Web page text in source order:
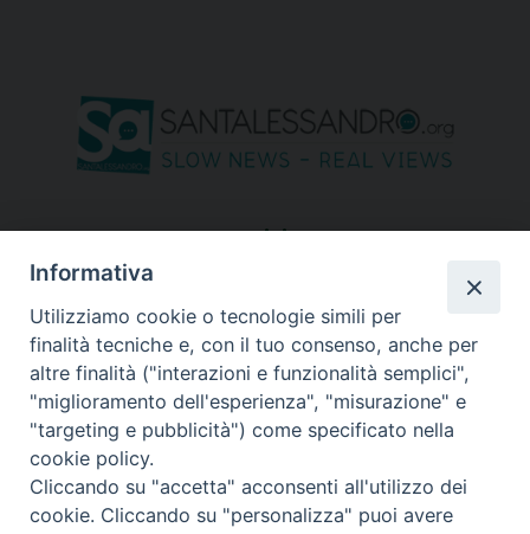
seguici su
Informativa
Utilizziamo cookie o tecnologie simili per
finalità tecniche e, con il tuo consenso, anche per
altre finalità ("interazioni e funzionalità semplici",
"miglioramento dell'esperienza", "misurazione" e
"targeting e pubblicità") come specificato nella
cookie policy.
Cliccando su "accetta" acconsenti all'utilizzo dei
cookie. Cliccando su "personalizza" puoi avere